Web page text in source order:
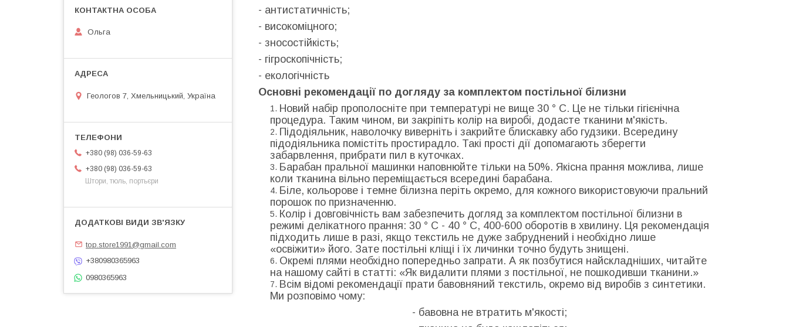
- антистатичність;
- високоміцного;
- зносостійкість;
- гігроскопічність;
- екологічність
Основні рекомендації по догляду за комплектом постільної білизни
Новий набір прополосніте при температурі не вище 30 ° С. Це не тільки гігієнічна
процедура. Таким чином, ви закріпіть колір на виробі, додасте тканини м'якість.
Підодіяльник, наволочку виверніть і закрийте блискавку або гудзики. Всередину
підодіяльника помістіть простирадло. Такі прості дії допомагають зберегти
забарвлення, прибрати пил в куточках.
Барабан пральної машинки наповнюйте тільки на 50%. Якісна прання можлива, лише
коли тканина вільно переміщається всередині барабана.
Біле, кольорове і темне білизна періть окремо, для кожного використовуючи пральний
порошок по призначенню.
Колір і довговічність вам забезпечить догляд за комплектом постільної білизни в
режимі делікатного прання: 30 ° С - 40 ° С, 400-600 оборотів в хвилину. Ця рекомендація
підходить лише в разі, якщо текстиль не дуже забруднений і необхідно лише
«освіжити» його. Зате постільні кліщі і їх личинки точно будуть знищені.
Окремі плями необхідно попередньо запрати. А як позбутися найскладніших, читайте
на нашому сайті в статті: «Як видалити плями з постільної, не пошкодивши тканини.»
Всім відомі рекомендації прати бавовняний текстиль, окремо від виробів з синтетики.
Ми розповімо чому:
- бавовна не втратить м'якості;
Ольга
Геологов 7, Хмельницький, Україна
+380 (98) 036-59-63
+380 (98) 036-59-63
Штори, тюль, портьєри
top.store1991@gmail.com
+380980365963
0980365963